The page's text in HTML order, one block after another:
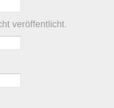
veröffentlicht.